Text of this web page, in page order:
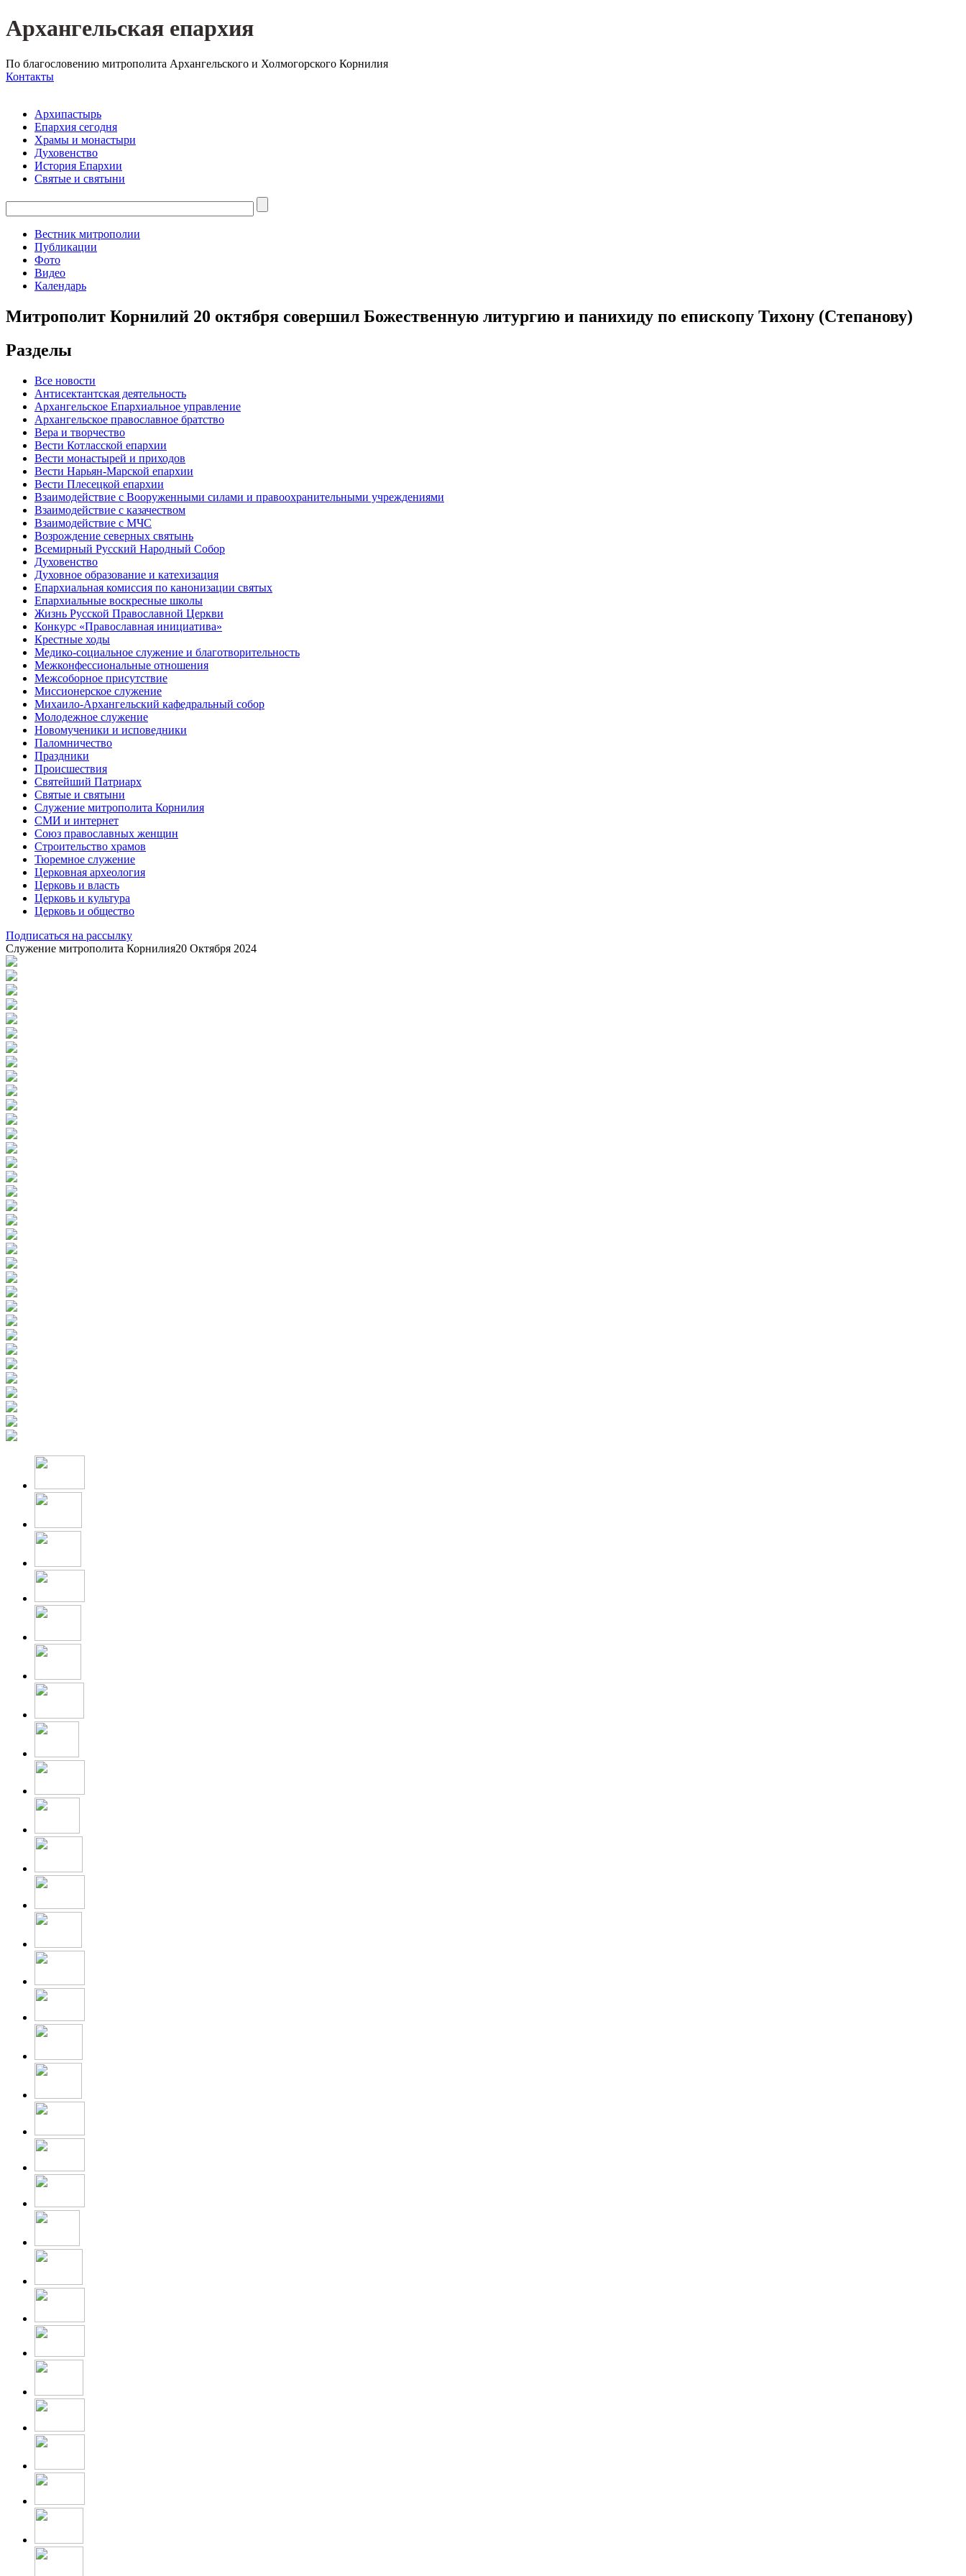
Архангельская епархия
По благословению митрополита Архангельского и Холмогорского Корнилия
Контакты
Архипастырь
Епархия сегодня
Храмы и монастыри
Духовенство
История Епархии
Святые и святыни
Вестник митрополии
Публикации
Фото
Видео
Календарь
Митрополит Корнилий 20 октября совершил Божественную литургию и панихиду по епископу Тихону (Степанову)
Разделы
Все новости
Антисектантская деятельность
Архангельское Епархиальное управление
Архангельское православное братство
Вера и творчество
Вести Котласской епархии
Вести монастырей и приходов
Вести Нарьян-Марской епархии
Вести Плесецкой епархии
Взаимодействие с Вооруженными силами и правоохранительными учреждениями
Взаимодействие с казачеством
Взаимодействие с МЧС
Возрождение северных святынь
Всемирный Русский Народный Собор
Духовенство
Духовное образование и катехизация
Епархиальная комиссия по канонизации святых
Епархиальные воскресные школы
Жизнь Русской Православной Церкви
Конкурс «Православная инициатива»
Крестные ходы
Медико-социальное служение и благотворительность
Межконфессиональные отношения
Межсоборное присутствие
Миссионерское служение
Михаило-Архангельский кафедральный собор
Молодежное служение
Новомученики и исповедники
Паломничество
Праздники
Происшествия
Святейший Патриарх
Святые и святыни
Служение митрополита Корнилия
СМИ и интернет
Союз православных женщин
Строительство храмов
Тюремное служение
Церковная археология
Церковь и власть
Церковь и культура
Церковь и общество
Подписаться на рассылку
Служение митрополита Корнилия20 Октября 2024